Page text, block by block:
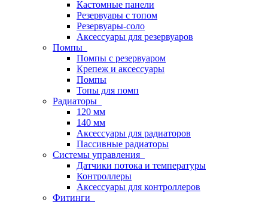
Кастомные панели
Резервуары с топом
Резервуары-соло
Аксессуары для резервуаров
Помпы
Помпы с резервуаром
Крепеж и аксессуары
Помпы
Топы для помп
Радиаторы
120 мм
140 мм
Аксессуары для радиаторов
Пассивные радиаторы
Системы управления
Датчики потока и температуры
Контроллеры
Аксессуары для контроллеров
Фитинги